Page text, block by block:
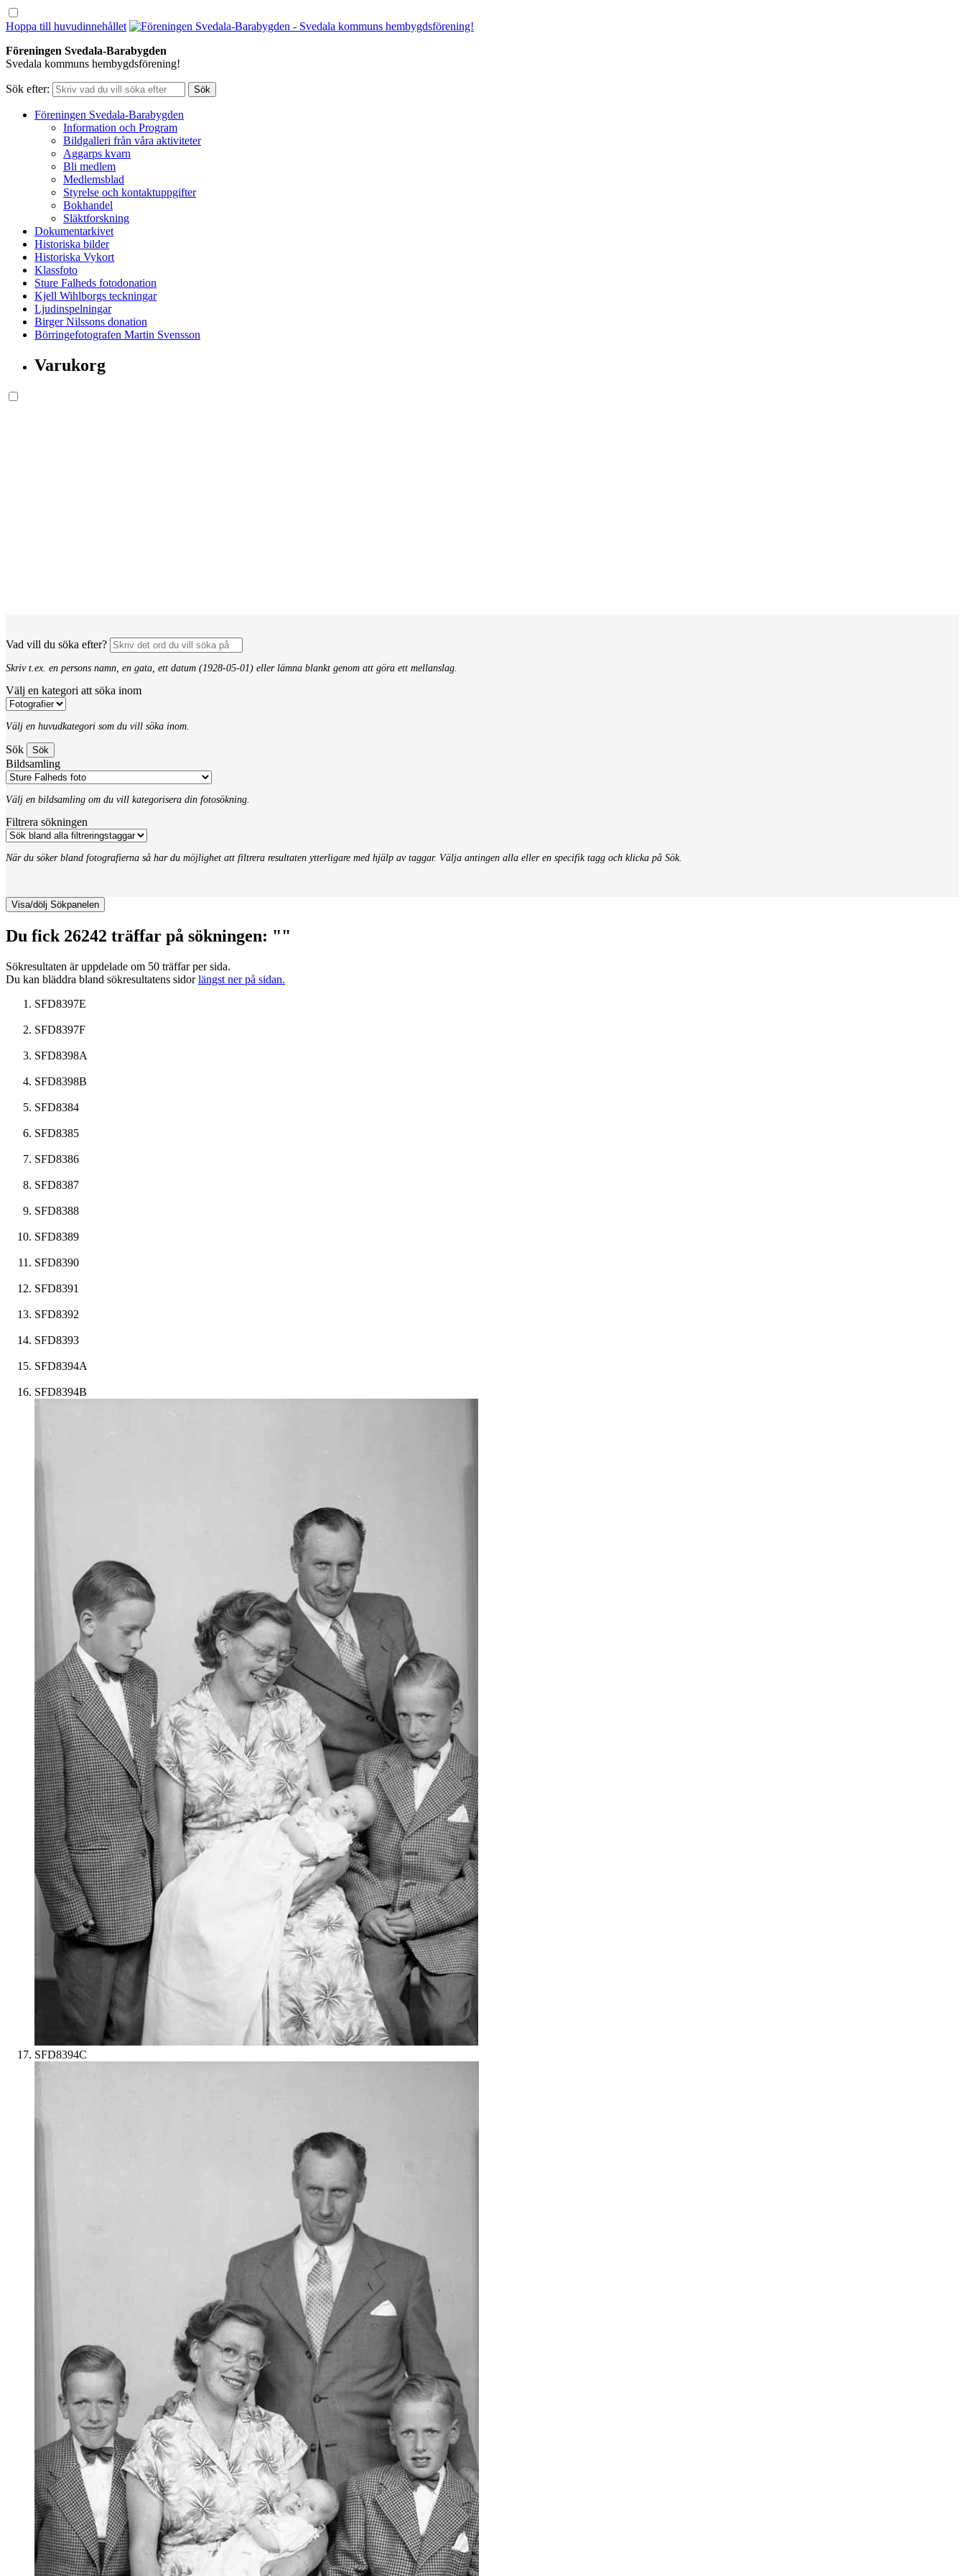
Hoppa till huvudinnehållet
Föreningen Svedala-Barabygden
Svedala kommuns hembygdsförening!
Sök efter:
Föreningen Svedala-Barabygden
Information och Program
Bildgalleri från våra aktiviteter
Aggarps kvarn
Bli medlem
Medlemsblad
Styrelse och kontaktuppgifter
Bokhandel
Släktforskning
Dokumentarkivet
Historiska bilder
Historiska Vykort
Klassfoto
Sture Falheds fotodonation
Kjell Wihlborgs teckningar
Ljudinspelningar
Birger Nilssons donation
Börringefotografen Martin Svensson
Varukorg
Vad vill du söka efter?
Skriv t.ex. en persons namn, en gata, ett datum (1928-05-01) eller lämna blankt genom att göra ett mellanslag.
Välj en kategori att söka inom
Välj en huvudkategori som du vill söka inom.
Sök
Bildsamling
Välj en bildsamling om du vill kategorisera din fotosökning.
Filtrera sökningen
När du söker bland fotografierna så har du möjlighet att filtrera resultaten ytterligare med hjälp av taggar. Välja antingen alla eller en specifik tagg och klicka på Sök.
Visa/dölj Sökpanelen
Du fick 26242 träffar på sökningen: ""
Sökresultaten är uppdelade om 50 träffar per sida.
Du kan bläddra bland sökresultatens sidorlängst ner på sidan.
SFD8397E
SFD8397F
SFD8398A
SFD8398B
SFD8384
SFD8385
SFD8386
SFD8387
SFD8388
SFD8389
SFD8390
SFD8391
SFD8392
SFD8393
SFD8394A
SFD8394B
SFD8394C